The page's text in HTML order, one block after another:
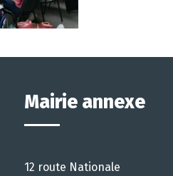
Mairie annexe
12 route Nationale